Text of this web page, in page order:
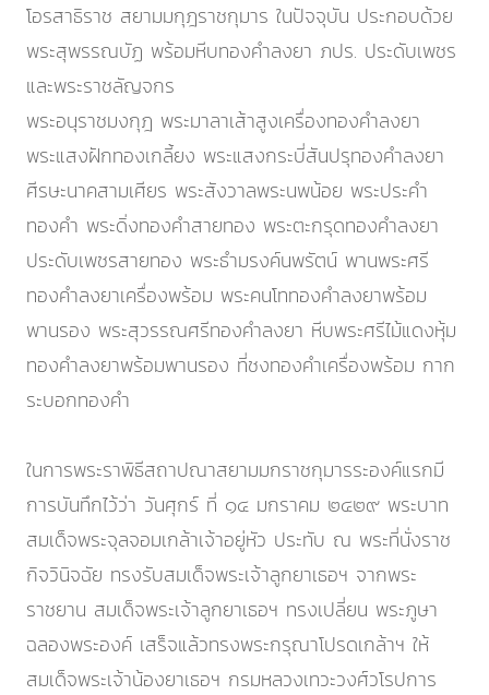
โอรสาธิราช สยามมกุฎราชกุมาร ในปัจจุบัน ประกอบด้วย
พระสุพรรณบัฏ พร้อมหีบทองคำลงยา ภปร. ประดับเพชร
และพระราชลัญจกร
พระอนุราชมงกุฎ พระมาลาเส้าสูงเครื่องทองคำลงยา
พระแสงฝักทองเกลี้ยง พระแสงกระบี่สันปรุทองคำลงยา
ศีรษะนาคสามเศียร พระสังวาลพระนพน้อย พระประคำ
ทองคำ พระดิ่งทองคำสายทอง พระตะกรุดทองคำลงยา
ประดับเพชรสายทอง พระธำมรงค์นพรัตน์ พานพระศรี
ทองคำลงยาเครื่องพร้อม พระคนโททองคำลงยาพร้อม
พานรอง พระสุวรรณศรีทองคำลงยา หีบพระศรีไม้แดงหุ้ม
ทองคำลงยาพร้อมพานรอง ที่ชงทองคำเครื่องพร้อม กาก
ระบอกทองคำ
ในการพระราพิธีสถาปณาสยามมกราชกุมารระองค์แรกมี
การบันทึกไว้ว่า วันศุกร์ ที่ ๑๔ มกราคม ๒๔๒๙ พระบาท
สมเด็จพระจุลจอมเกล้าเจ้าอยู่หัว ประทับ ณ พระที่นั่งราช
กิจวินิจฉัย ทรงรับสมเด็จพระเจ้าลูกยาเธอฯ จากพระ
ราชยาน สมเด็จพระเจ้าลูกยาเธอฯ ทรงเปลี่ยน พระภูษา
ฉลองพระองค์ เสร็จแล้วทรงพระกรุณาโปรดเกล้าฯ ให้
สมเด็จพระเจ้าน้องยาเธอฯ กรมหลวงเทวะวงศ์วโรปการ